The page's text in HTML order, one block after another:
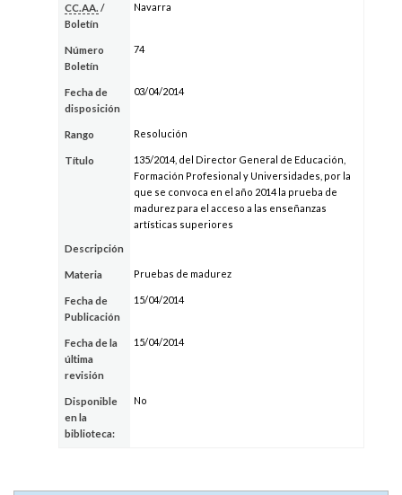
CC.AA. /
Boletín
Navarra
Número
Boletín
74
Fecha de
disposición
03/04/2014
Rango Resolución
Título
135/2014, del Director General de Educación,
Formación Profesional y Universidades, por la
que se convoca en el año 2014 la prueba de
madurez para el acceso a las enseñanzas
artísticas superiores
Descripción
Materia Pruebas de madurez
Fecha de
Publicación
15/04/2014
Fecha de la
última
revisión
15/04/2014
Disponible
en la
biblioteca:
No